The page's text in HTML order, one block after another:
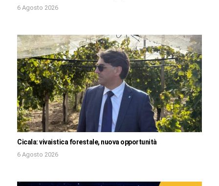
6 Agosto 2026
Cicala: vivaistica forestale, nuova opportunità
6 Agosto 2026